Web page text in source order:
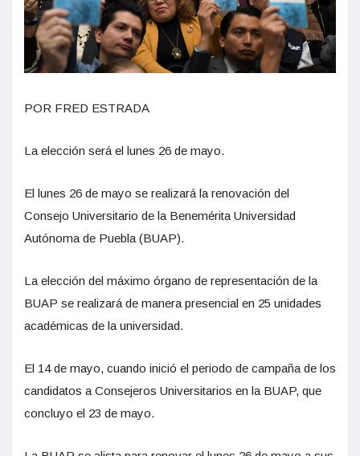
POR FRED ESTRADA
La elección será el lunes 26 de mayo.
El lunes 26 de mayo se realizará la renovación del
Consejo Universitario de la Benemérita Universidad
Autónoma de Puebla (BUAP).
La elección del máximo órgano de representación de la
BUAP se realizará de manera presencial en 25 unidades
académicas de la universidad.
El 14 de mayo, cuando inició el periodo de campaña de los
candidatos a Consejeros Universitarios en la BUAP, que
concluyo el 23 de mayo.